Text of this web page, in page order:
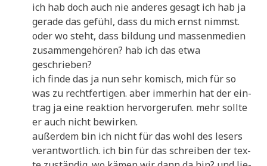
ich hab doch auch nie ande­res gesagt ich hab ja
gera­de das gefühl, dass du mich ernst nimmst.
oder wo steht, dass bil­dung und mas­sen­me­di­en
zusam­men­ge­hö­ren? hab ich das etwa
geschrieben?
ich fin­de das ja nun sehr komisch, mich für so
was zu recht­fer­ti­gen. aber immer­hin hat der ein­
trag ja eine reak­ti­on her­vor­ge­ru­fen. mehr soll­te
er auch nicht bewirken.
außer­dem bin ich nicht für das wohl des lesers
ver­ant­wort­lich. ich bin für das schrei­ben der tex­